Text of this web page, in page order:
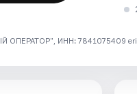
ИНН: 7841075409 erid: